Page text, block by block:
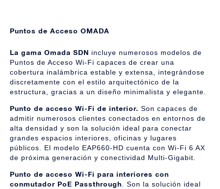
Puntos de Acceso OMADA
La gama Omada SDN incluye numerosos modelos de
Puntos de Acceso Wi-Fi capaces de crear una
cobertura inalámbrica estable y extensa, integrándose
discretamente con el estilo arquitectónico de la
estructura, gracias a un diseño minimalista y elegante.
Punto de acceso Wi-Fi de interior. Son capaces de
admitir numerosos clientes conectados en entornos de
alta densidad y son la solución ideal para conectar
grandes espacios interiores, oficinas y lugares
públicos. El modelo EAP660-HD cuenta con Wi-Fi 6 AX
de próxima generación y conectividad Multi-Gigabit.
Punto de acceso Wi-Fi para interiores con
conmutador PoE Passthrough . Son la solución ideal